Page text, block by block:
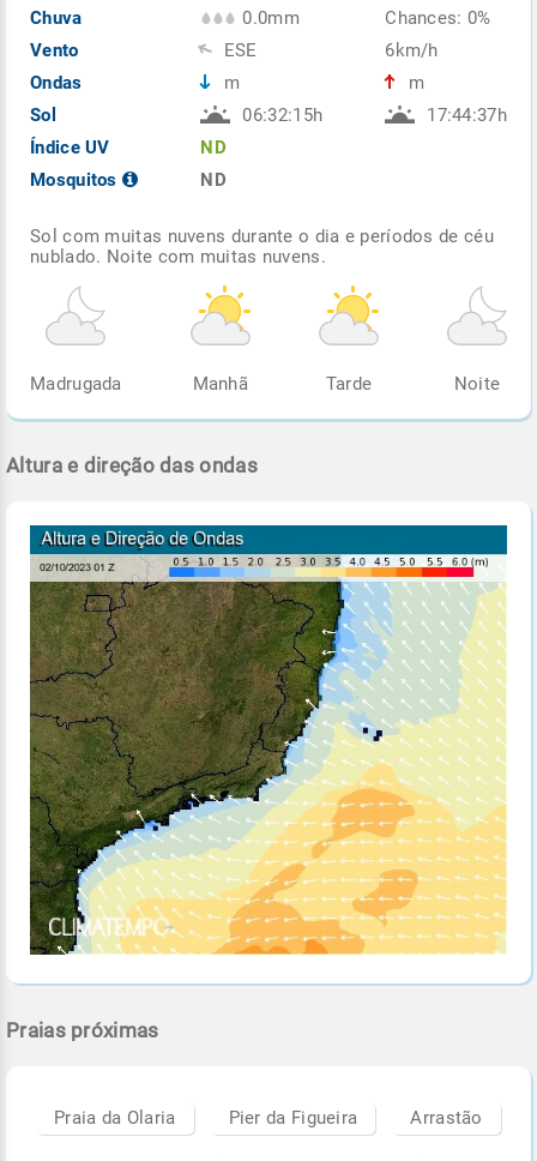
Chuva
Vento
Ondas
Sol
Índice UV
Mosquitos
0.0mm
ESE
m
06:32:15h
ND
ND
Chances: 0%
6km/h
m
17:44:37h
Sol com muitas nuvens durante o dia e períodos de céu
nublado. Noite com muitas nuvens.
Madrugada Manhã Tarde Noite
Altura e direção das ondas
Praias próximas
Praia da Olaria Pier da Figueira Arrastão